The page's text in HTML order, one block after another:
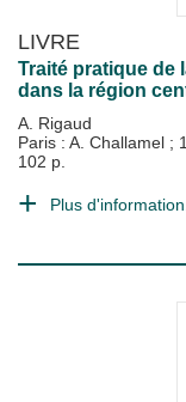
LIVRE
Traité pratique de
dans la région
A. Rigaud
Paris : A. Challamel ;
102 p.
Plus